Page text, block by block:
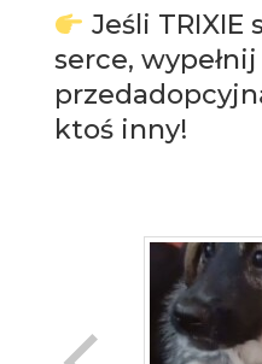
Jeśli TRIXIE
serce,
ktoś inny!